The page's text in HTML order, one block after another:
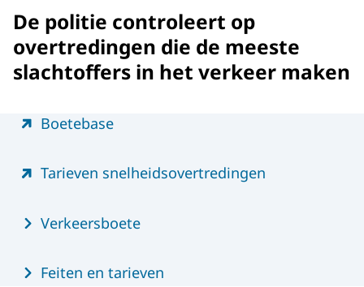
De politie controleert op
overtredingen die de meeste
slachtoffers in het verkeer maken
MenuBoetebase
Tarieven snelheidsovertredingen
Verkeersboete
Feiten en tarieven